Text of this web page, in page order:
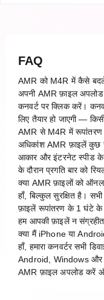
FAQ
AMR को M4R में कैसे
अपनी AMR फ़ाइल
कनवर्ट पर क्लिक करें।
लिए तैयार हो जाएगी —
AMR से M4R में रूपांतरण
अधिकांश AMR फ़ाइलें कुछ
आकार और इंटरनेट स्पीड
के दौरान प्रगति बार को
क्या AMR फ़ाइलों को
हाँ, बिल्कुल सुरक्षित है।
फ़ाइलें रूपांतरण के 1 घंटे के
हम आपकी फ़ाइलें न
क्या मैं iPhone या
हाँ, हमारा कनवर्टर सभी
Android, Windows और
AMR फ़ाइल अपलोड करें